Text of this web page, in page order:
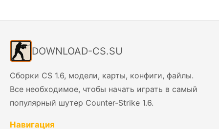
DOWNLOAD-CS.SU
Сборки CS 1.6, модели, карты, конфиги, файлы.
Все необходимое, чтобы начать играть в самый
популярный шутер Counter-Strike 1.6.
Навигация